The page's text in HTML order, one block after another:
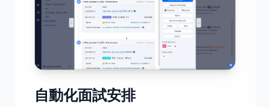
自動化面試安排